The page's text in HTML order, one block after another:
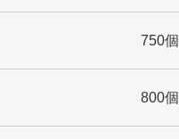
750個
800個